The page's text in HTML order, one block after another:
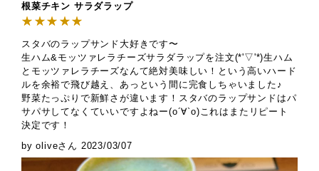
根菜チキン サラダラップ
スタバのラップサンド大好きです〜
生ハム&モッツァレラチーズサラダラップを注文(*'▽'*)生ハム
とモッツァレラチーズなんて絶対美味しい！という高いハード
ルを余裕で飛び越え、あっという間に完食しちゃいました♪
野菜たっぷりで新鮮さが違います！スタバのラップサンドはパ
サパサしてなくていいですよねー(о´∀`о)これはまたリピート
決定です！
by oliveさん 2023/03/07